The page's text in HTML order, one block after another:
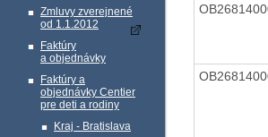
Zmluvy zverejnené
od 1.1.2012
Faktúry
a objednávky
Faktúry a
objednávky Centier
pre deti a rodiny
Kraj - Bratislava